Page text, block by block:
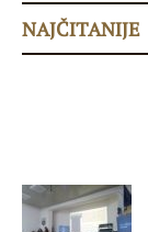
NAJČITANIJE